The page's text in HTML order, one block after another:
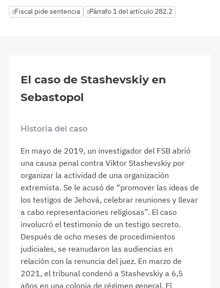
Fiscal pide sentencia Párrafo 1 del artículo 282.2
El caso de Stashevskiy en
Sebastopol
Historia del caso
En mayo de 2019, un investigador del FSB abrió
una causa penal contra Viktor Stashevskiy por
organizar la actividad de una organización
extremista. Se le acusó de “promover las ideas de
los testigos de Jehová, celebrar reuniones y llevar
a cabo representaciones religiosas”. El caso
involucró el testimonio de un testigo secreto.
Después de ocho meses de procedimientos
judiciales, se reanudaron las audiencias en
relación con la renuncia del juez. En marzo de
2021, el tribunal condenó a Stashevskiy a 6,5
años en una colonia de régimen general. El